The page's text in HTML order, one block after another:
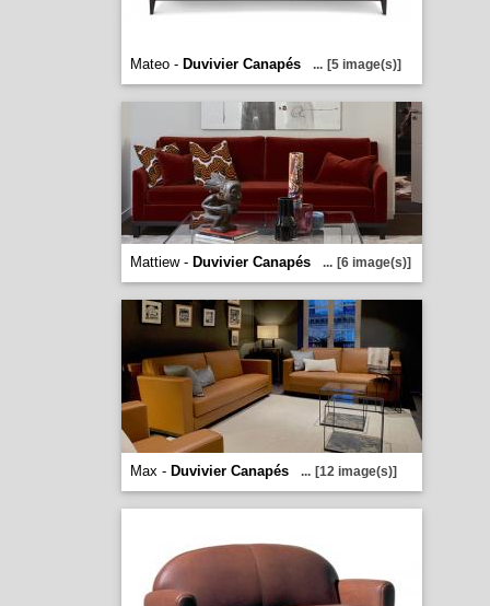
Mateo - Duvivier Canapés ... [5 image(s)]
Mattiew - Duvivier Canapés ... [6 image(s)]
Max - Duvivier Canapés ... [12 image(s)]